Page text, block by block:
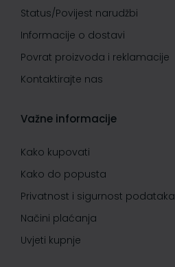
Status/Povijest narudžbi
Informacije o dostavi
Povrat proizvoda i reklamacije
Kontaktirajte nas
Važne informacije
Kako kupovati
Kako do popusta
Privatnost i sigurnost podataka
Načini plaćanja
Uvjeti kupnje